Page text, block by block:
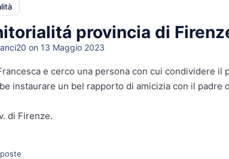
provincia di
on 13 Maggio 2023
e cerco una persona con cui condividere il
instaurare un bel rapporto di amicizia con il
di Firenze.